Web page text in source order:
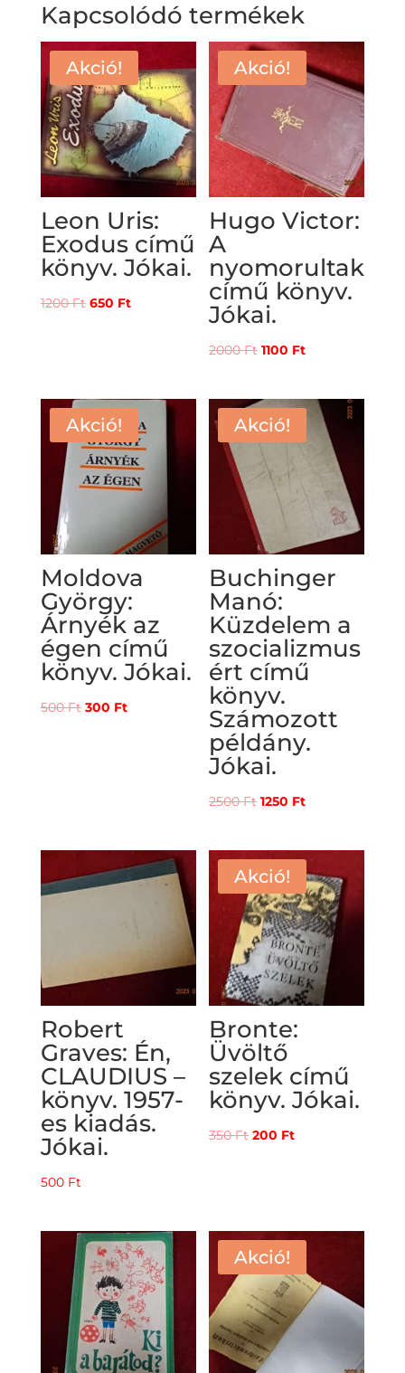
Kapcsolódó termékek
Akció!
Leon Uris:
Exodus című
könyv. Jókai.
1200Ft Original
650 FtCurrent
Akció!
Hugo Victor:
A
nyomorultak
című könyv.
Jókai.
2000Ft Original
was:
2000 Ft.
1100 FtCurrent
is:
1100 Ft.
Akció!
Moldova
György:
Árnyék az
égen című
könyv. Jókai.
500Ft Original
300 FtCurrent
Akció!
Buchinger
Manó:
Küzdelem a
szocializmus
ért című
könyv.
Számozott
példány.
Jókai.
2500Ft Original
was:
2500 Ft.
1250 FtCurrent
is:
1250 Ft.
Robert
Graves: Én,
CLAUDIUS –
könyv. 1957-
es kiadás.
Jókai.
500 Ft
Akció!
Bronte:
Üvöltő
szelek című
könyv. Jókai.
350Ft Original
200 FtCurrent
Akció!